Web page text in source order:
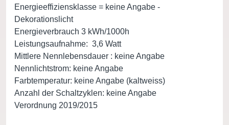
Energieeffiziensklasse = keine Angabe -
Dekorationslicht
Energieverbrauch 3 kWh/1000h
Leistungsaufnahme: 3,6 Watt
Mittlere Nennlebensdauer : keine Angabe
Nennlichtstrom: keine Angabe
Farbtemperatur: keine Angabe (kaltweiss)
Anzahl der Schaltzyklen: keine Angabe
Verordnung 2019/2015